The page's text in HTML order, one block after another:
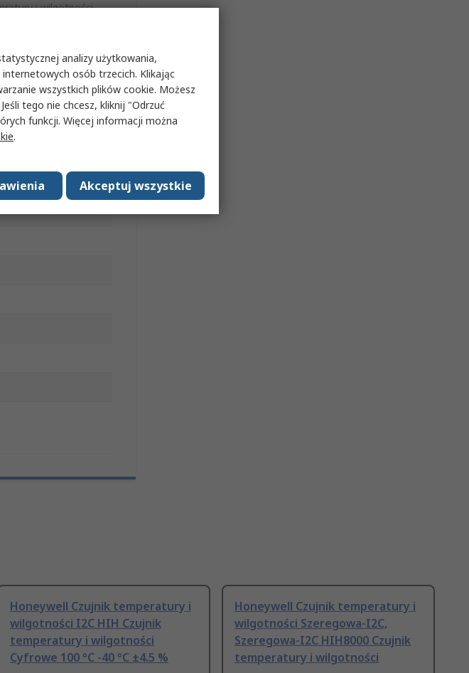
i wilgotności
Honeywell Czujnik temperatury i
wilgotności I2C HIH Czujnik
temperatury i wilgotności
Cyfrowe 100 °C -40 °C ±4.5 %
Honeywell Czujnik temperatury i
wilgotności Szeregowa-I2C,
Szeregowa-I2C HIH8000 Czujnik
temperatury i wilgotności
analizy użytkowania,
osób trzecich. Klikając
wszystkich plików cookie. Możesz
tego nie chcesz, kliknij "Odrzuć
funkcji. Więcej informacji można
.
Akceptuj wszystkie